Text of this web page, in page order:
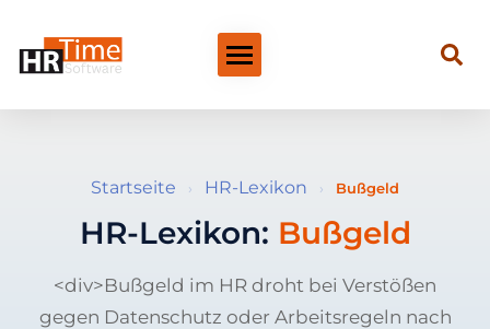
Startseite › HR-Lexikon › Bußgeld
HR-Lexikon: Bußgeld
<div>Bußgeld im HR droht bei Verstößen
gegen Datenschutz oder Arbeitsregeln nach